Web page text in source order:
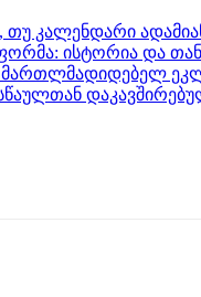
თუ კალენდარი
ისტორია და
მართლმადიდებელ